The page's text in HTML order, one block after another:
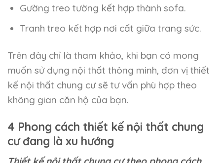
Gường treo tường kết hợp thành sofa.
Tranh treo kết hợp nơi cất giữa trang sức.
Trên đây chỉ là tham khảo, khi bạn có mong
muốn sử dụng nội thất thông minh, đơn vị thiết
kế nội thất chung cư sẽ tư vấn phù hợp theo
không gian căn hộ của bạn.
4 Phong cách thiết kế nội thất chung
cư đang là xu hướng